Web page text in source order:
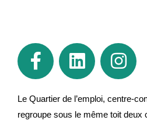
Le Quartier de l’emploi, centre-
regroupe sous le même toit deux